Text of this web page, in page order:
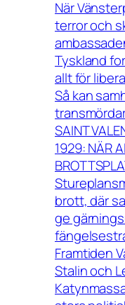
När
terror och
Tyskland
allt för
Så kan
SAINT
1929: NÄR
brott, där
ge
Framtiden
Stalin och